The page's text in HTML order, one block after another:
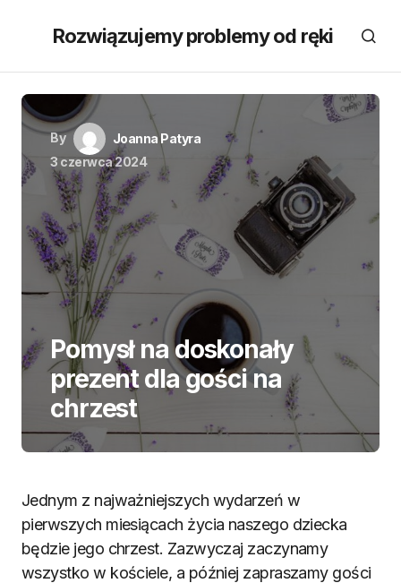
Rozwiązujemy problemy od ręki
By
Joanna Patyra
3 czerwca 2024
Pomysł na doskonały
prezent dla gości na
chrzest
Jednym z najważniejszych wydarzeń w
pierwszych miesiącach życia naszego dziecka
będzie jego chrzest. Zazwyczaj zaczynamy
wszystko w kościele, a później zapraszamy gości